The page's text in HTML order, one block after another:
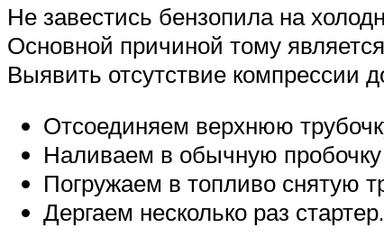
Не завестись бензопила на
Основной причиной тому
Выявить отсутствие компрессии
Отсоединяем верхнюю
Наливаем в обычную пробочку
Погружаем в топливо снятую
Дергаем несколько раз стартер.